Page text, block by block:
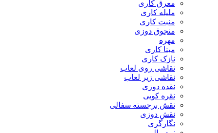
معرق کاری
مليله کاری
منبت کاری
منجوق دوزی
مهره
مینا کاری
نازک کاری
نقاشی روی لعاب
نقاشی زیر لعاب
نقده دوزی
نقره کوبی
نقش برجسته سفالی
نقش دوزی
نگارگری